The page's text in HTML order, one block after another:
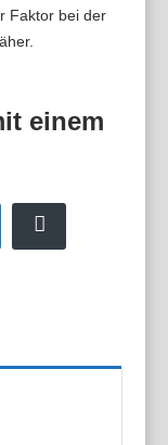
Faktor bei der